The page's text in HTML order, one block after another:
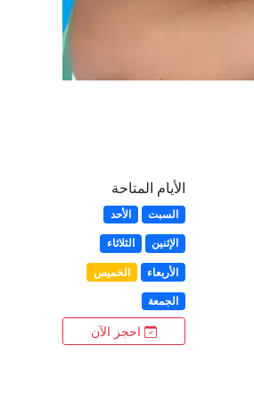
الأيام المتاحة
السبت
الأحد
الإثنين
الثلاثاء
الأربعاء
الخميس
الجمعة
احجز الآن